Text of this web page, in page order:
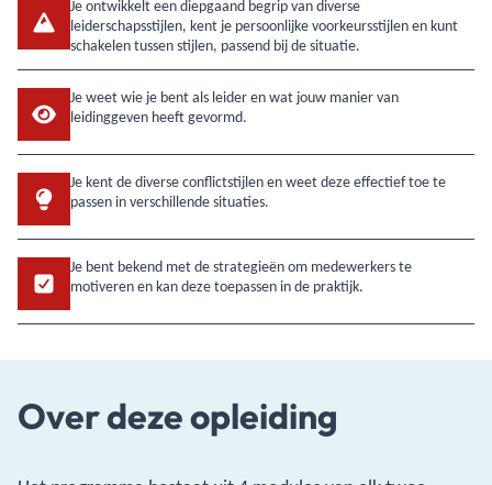
Je ontwikkelt een diepgaand begrip van diverse
leiderschapsstijlen, kent je persoonlijke voorkeursstijlen en kunt
schakelen tussen stijlen, passend bij de situatie.
Je weet wie je bent als leider en wat jouw manier van
leidinggeven heeft gevormd.
Je kent de diverse conflictstijlen en weet deze effectief toe te
passen in verschillende situaties.
Je bent bekend met de strategieën om medewerkers te
motiveren en kan deze toepassen in de praktijk.
Over deze opleiding